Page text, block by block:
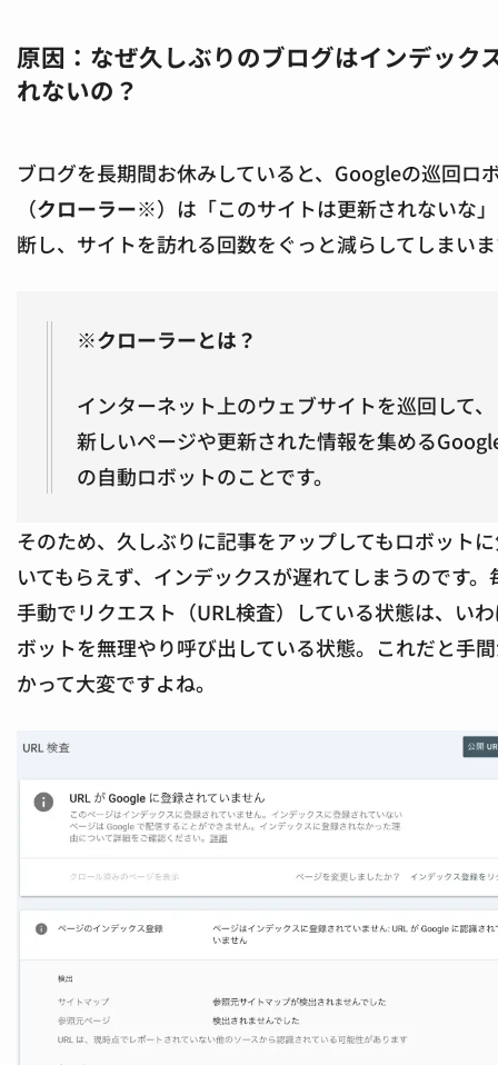
原因：なぜ久しぶりのブログはインデック
れないの？
ブログを長期間お休みしていると、Googleの巡回ロ
（クローラー※）は「このサイトは更新されないな
断し、サイトを訪れる回数をぐっと減らしてしまい
※クローラーとは？
インターネット上のウェブサイトを巡回して、
新しいページや更新された情報を集める
の自動ロボットのことです。
そのため、久しぶりに記事をアップしてもロボット
いてもらえず、インデックスが遅れてしまうのです。
手動でリクエスト（URL検査）している状態は、い
ボットを無理やり呼び出している状態。これだと手
かって大変ですよね。